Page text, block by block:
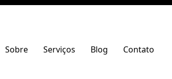
Sobre Serviços Blog Contato